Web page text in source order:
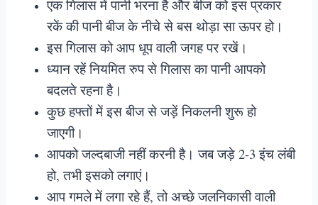
एक गिलास में पानी भरना है और बीज को इस प्रकार
रकें की पानी बीज के नीचे से बस थोड़ा सा ऊपर हो।
इस गिलास को आप धूप वाली जगह पर रखें।
ध्यान रहें नियमित रुप से गिलास का पानी आपको
बदलते रहना है।
कुछ हफ्तों में इस बीज से जड़ें निकलनी शुरू हो
जाएगी।
आपको जल्दबाजी नहीं करनी है। जब जड़े 2-3 इंच लंबी
हो, तभी इसको लगाएं।
आप गमले में लगा रहे हैं, तो अच्छे जलनिकासी वाली